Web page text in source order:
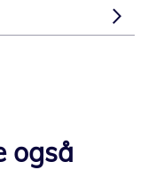
også